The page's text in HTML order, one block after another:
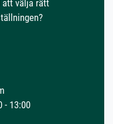
att välja rätt
- 13:00